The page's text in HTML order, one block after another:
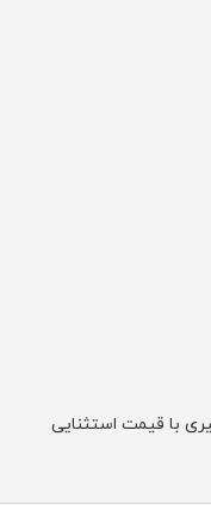
با قیمت استثنایی